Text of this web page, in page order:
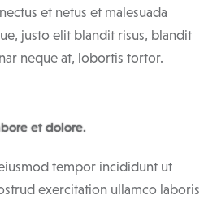
et netus et malesuada
justo elit blandit risus, blandit
neque at, lobortis tortor.
et dolore.
tempor incididunt ut
exercitation ullamco laboris